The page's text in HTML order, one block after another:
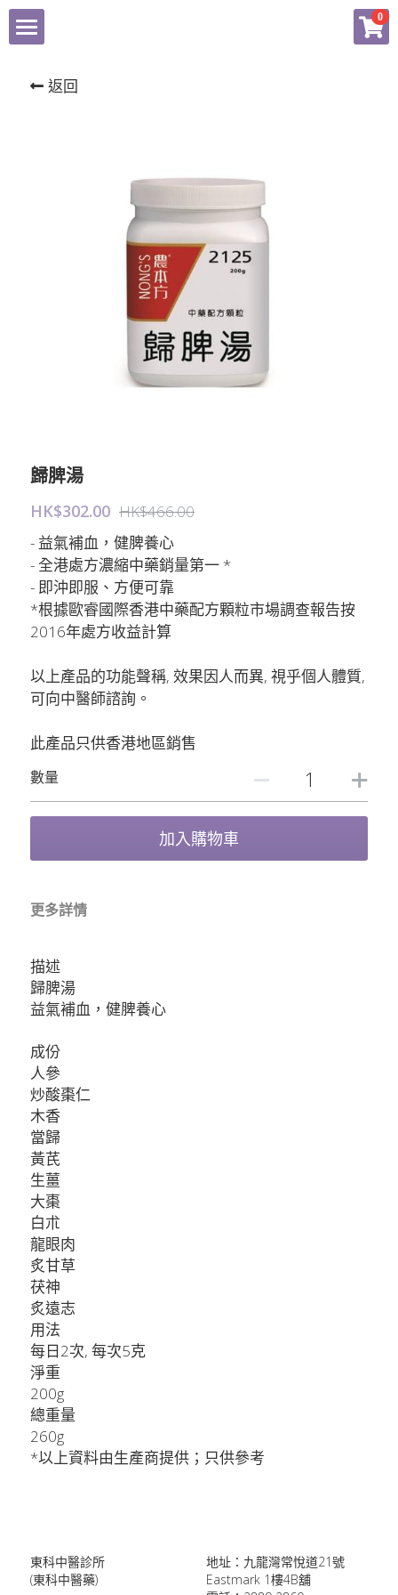
0
返回
歸脾湯
HK$302.00 HK$466.00
- 益氣補血，健脾養心
- 全港處方濃縮中藥銷量第一 *
- 即沖即服、方便可靠
*根據歐睿國際香港中藥配方顆粒市場調查報告按
2016年處方收益計算
以上產品的功能聲稱, 效果因人而異, 視乎個人體質,
可向中醫師諮詢。
此產品只供香港地區銷售
數量
加入購物車
更多詳情
描述
歸脾湯
益氣補血，健脾養心
成份
人參
炒酸棗仁
木香
當歸
黃芪
生薑
大棗
白朮
龍眼肉
炙甘草
茯神
炙遠志
用法
每日2次, 每次5克
淨重
200g
總重量
260g
*以上資料由生產商提供；只供參考
東科中醫診所
(東科中醫藥)
地址：九龍灣常悅道21號
Eastmark 1樓4B舖
×
揚子江